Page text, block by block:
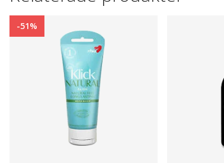
-51%